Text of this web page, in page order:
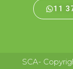
11
SCA-